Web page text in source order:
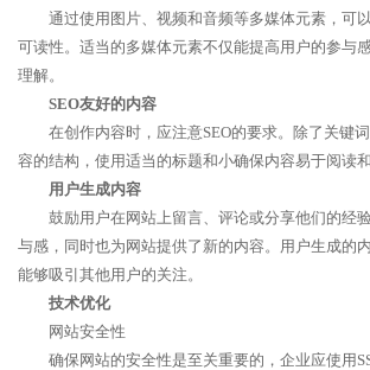
通过使用图片、视频和音频等多媒体元素，可
可读性。适当的多媒体元素不仅能提高用户的参与
理解。
SEO友好的内容
在创作内容时，应注意SEO的要求。除了关键
容的结构，使用适当的标题和小确保内容易于阅读和
用户生成内容
鼓励用户在网站上留言、评论或分享他们的经
与感，同时也为网站提供了新的内容。用户生成的
能够吸引其他用户的关注。
技术优化
网站安全性
确保网站的安全性是至关重要的，企业应使用